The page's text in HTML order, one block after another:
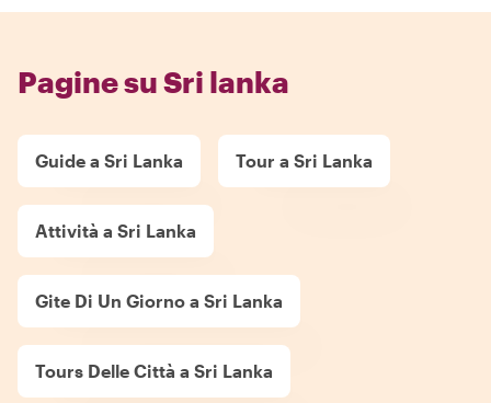
Pagine su Sri lanka
Guide a Sri Lanka Tour a Sri Lanka
Attività a Sri Lanka
Gite Di Un Giorno a Sri Lanka
Tours Delle Città a Sri Lanka